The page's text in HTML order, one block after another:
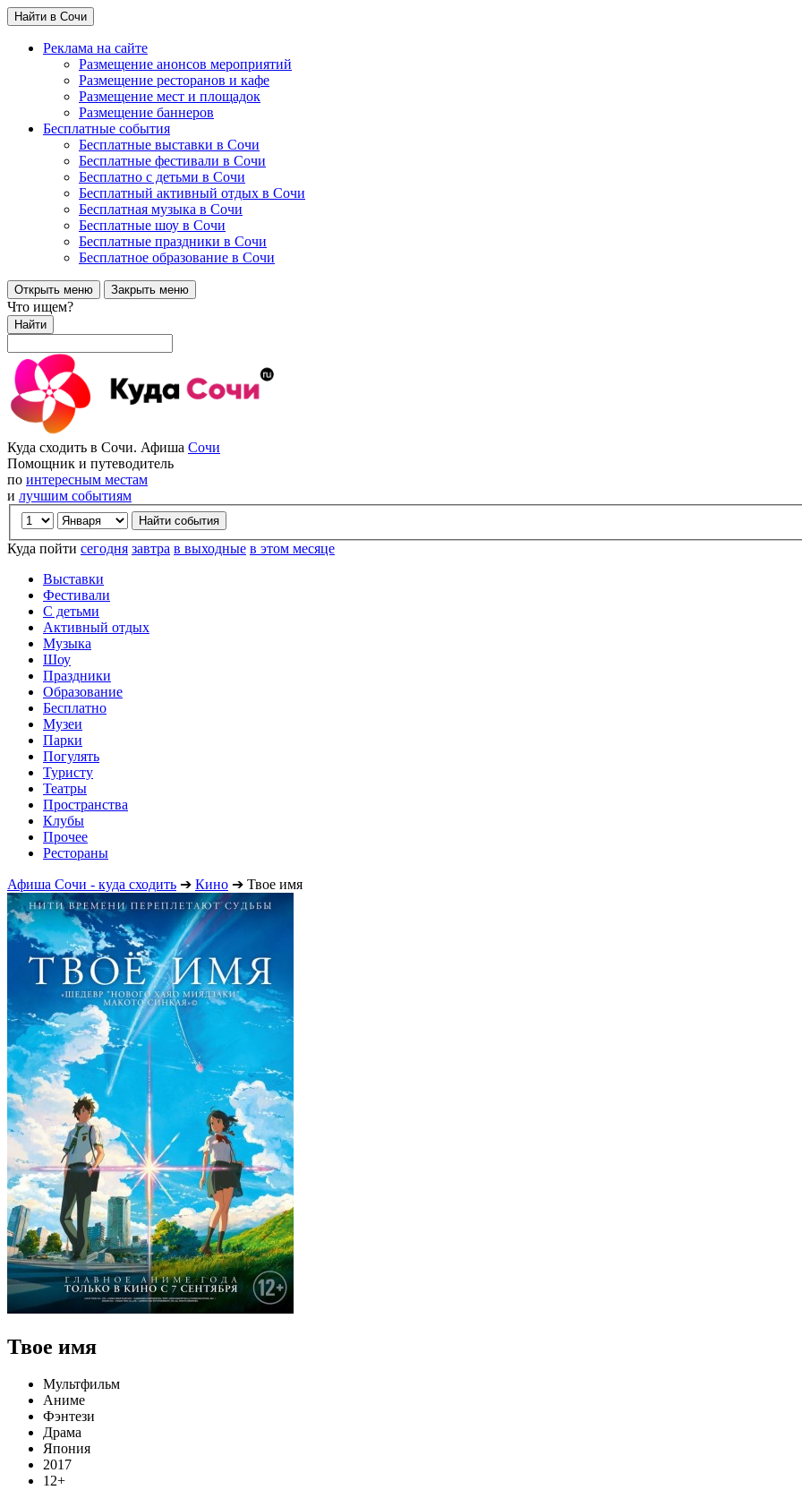
Найти в Сочи
Реклама на сайте
Размещение анонсов мероприятий
Размещение ресторанов и кафе
Размещение мест и площадок
Размещение баннеров
Бесплатные события
Бесплатные выставки в Сочи
Бесплатные фестивали в Сочи
Бесплатно с детьми в Сочи
Бесплатный активный отдых в Сочи
Бесплатная музыка в Сочи
Бесплатные шоу в Сочи
Бесплатные праздники в Сочи
Бесплатное образование в Сочи
Открыть меню Закрыть меню
Что ищем?
Найти
Куда сходить в Сочи. Афиша Сочи
Помощник и путеводитель
по интересным местам
и лучшим событиям
Куда пойти сегодня завтра в выходные в этом месяце
Выставки
Фестивали
С детьми
Активный отдых
Музыка
Шоу
Праздники
Образование
Бесплатно
Музеи
Парки
Погулять
Туристу
Театры
Пространства
Клубы
Прочее
Рестораны
Афиша Сочи - куда сходить ➔ Кино ➔ Твое имя
Твое имя
Мультфильм
Аниме
Фэнтези
Драма
Япония
2017
12+